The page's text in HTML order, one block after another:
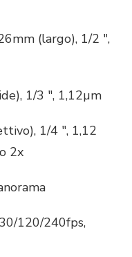
(largo), 1/2 ″,
1/3 ″, 1,12µm
1/4 ″, 1,12
2x
120/240fps,